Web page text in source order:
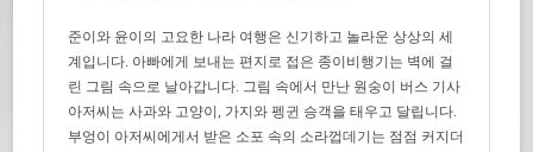
준이와 윤이의 고요한 나라 여행은 신기하고 놀라운 상상의 세
계입니다. 아빠에게 보내는 편지로 접은 종이비행기는 벽에 걸
린 그림 속으로 날아갑니다. 그림 속에서 만난 원숭이 버스 기사
아저씨는 사과와 고양이, 가지와 펭귄 승객을 태우고 달립니다.
부엉이 아저씨에게서 받은 소포 속의 소라껍데기는 점점 커지더